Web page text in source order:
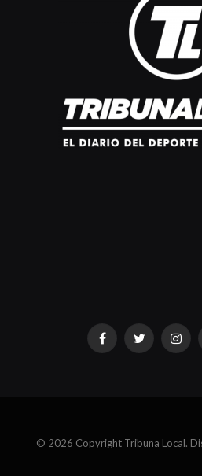
FacebookTwitter
© 2026 Copyright Tribuna Local.